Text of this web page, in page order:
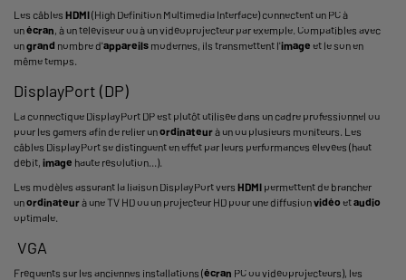
Les câbles HDMI(High Definition Multimedia Interface) connectent un PC à
unécran, à un téléviseur ou à un vidéoprojecteur par exemple. Compatibles avec
ungrand nombre d'appareils modernes, ils transmettent l'image et le son en
même temps.
DisplayPort (DP)
La connectique DisplayPort DP est plutôt utilisée dans un cadre professionnel ou
pour les gamers afin de relier unordinateurà un ou plusieurs moniteurs. Les
câbles DisplayPort se distinguent en effet par leurs performances élevées (haut
débit, image haute résolution...).
Les modèles assurant la liaison DisplayPort vers HDMI permettent de brancher
unordinateurà une TV HD ou un projecteur HD pour une diffusionvidéo etaudio
optimale.
VGA
Fréquents sur les anciennes installations (écran PC ou vidéoprojecteurs), les